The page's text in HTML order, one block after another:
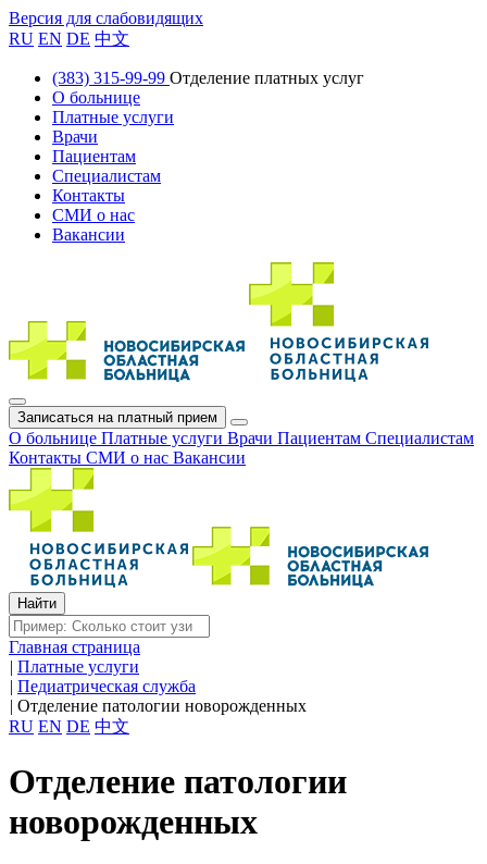
Версия для слабовидящих
RU EN DE 中文
(383) 315-99-99 Отделение платных услуг
О больнице
Платные услуги
Врачи
Пациентам
Специалистам
Контакты
СМИ о нас
Вакансии
Записаться на платный прием
О больнице Платные услуги Врачи Пациентам Специалистам
Контакты СМИ о нас Вакансии
Главная страница
| Платные услуги
| Педиатрическая служба
| Отделение патологии новорожденных
RU EN DE 中文
Отделение патологии
новорожденных